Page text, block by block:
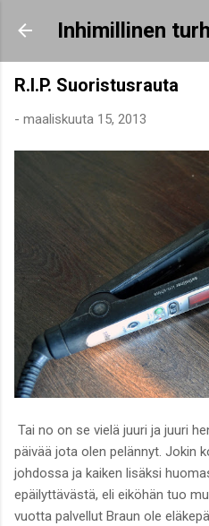
Siirry
Inhimillinen
R.I.P. Suoristusrauta
- maaliskuuta 15, 2013
Tai no on se vielä juuri ja juuri
päivää jota olen pelännyt. Jokin
johdossa ja kaiken lisäksi
epäilyttävästä, eli eiköhän tuo
vuotta palvellut Braun ole